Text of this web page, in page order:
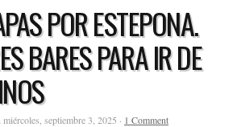
POR ESTEPONA.
BARES PARA IR DE
miércoles, septiembre 3, 2025 · 1 Comment